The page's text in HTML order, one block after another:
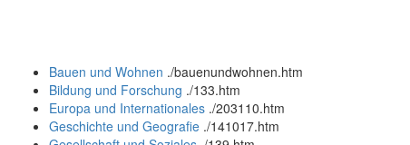
Bauen und Wohnen ./bauenundwohnen.htm
Bildung und Forschung ./133.htm
Europa und Internationales ./203110.htm
Geschichte und Geografie ./141017.htm